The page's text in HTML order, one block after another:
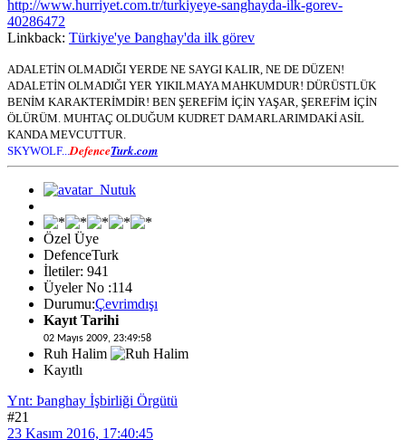
http://www.hurriyet.com.tr/turkiyeye-sanghayda-ilk-gorev-
40286472
Linkback: Türkiye'ye Þanghay'da ilk görev
ADALETİN OLMADIĞI YERDE NE SAYGI KALIR, NE DE DÜZEN!
ADALETİN OLMADIĞI YER YIKILMAYA MAHKUMDUR! DÜRÜSTLÜK
BENİM KARAKTERİMDİR! BEN ŞEREFİM İÇİN YAŞAR, ŞEREFİM İÇİN
ÖLÜRÜM. MUHTAÇ OLDUĞUM KUDRET DAMARLARIMDAKİ ASİL
KANDA MEVCUTTUR.
SKYWOLF... DefenceTurk.com
Özel Üye
DefenceTurk
İletiler: 941
Üyeler No :114
Durumu:Çevrimdışı
Kayıt Tarihi
02 Mayıs 2009, 23:49:58
Ruh Halim
Kayıtlı
Ynt: Þanghay İşbirliği Örgütü
#21
23 Kasım 2016, 17:40:45